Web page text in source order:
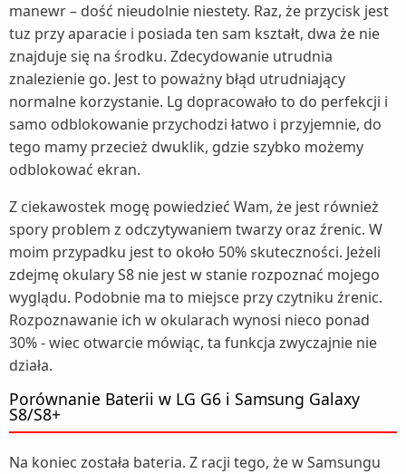
manewr – dość nieudolnie niestety. Raz, że przycisk jest
tuz przy aparacie i posiada ten sam kształt, dwa że nie
znajduje się na środku. Zdecydowanie utrudnia
znalezienie go. Jest to poważny błąd utrudniający
normalne korzystanie. Lg dopracowało to do perfekcji i
samo odblokowanie przychodzi łatwo i przyjemnie, do
tego mamy przecież dwuklik, gdzie szybko możemy
odblokować ekran.
Z ciekawostek mogę powiedzieć Wam, że jest również
spory problem z odczytywaniem twarzy oraz źrenic. W
moim przypadku jest to około 50% skuteczności. Jeżeli
zdejmę okulary S8 nie jest w stanie rozpoznać mojego
wyglądu. Podobnie ma to miejsce przy czytniku źrenic.
Rozpoznawanie ich w okularach wynosi nieco ponad
30% - wiec otwarcie mówiąc, ta funkcja zwyczajnie nie
działa.
Porównanie Baterii w LG G6 i Samsung Galaxy
S8/S8+
Na koniec została bateria. Z racji tego, że w Samsungu